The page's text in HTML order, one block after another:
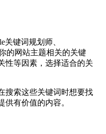
关键词规划师、
的网站主题相关的关键
性等因素，选择适合的关
搜索这些关键词时想要找
有价值的内容。